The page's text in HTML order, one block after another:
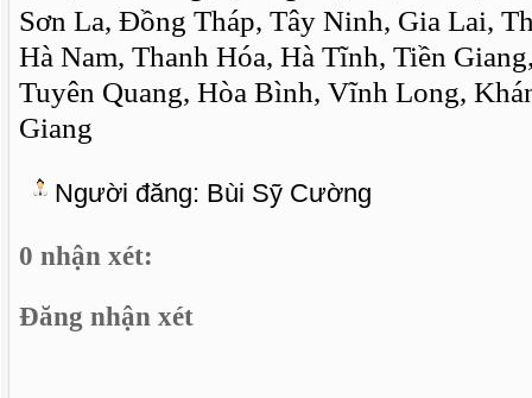
Sơn La, Đồng Tháp, Tây Ninh, Gia Lai,
Hà Nam, Thanh Hóa, Hà Tĩnh, Tiền
Tuyên Quang, Hòa Bình, Vĩnh Long,
Giang
Người đăng: Bùi Sỹ Cường
0 nhận xét:
Đăng nhận xét